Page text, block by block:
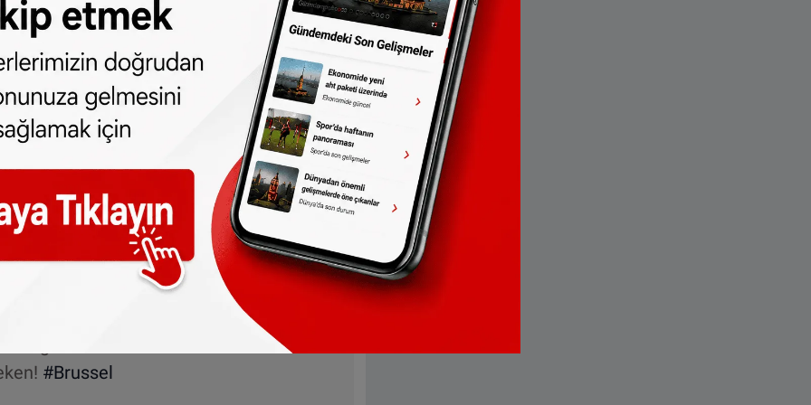
Als de Marokkanen winnen: rellen…
tegen#Marokko
is op voorhand bekend:
#Brussel
27, 2022
Is dit de multiculturele maatschappij
Wie hierheen komt om rel te
#Brussel